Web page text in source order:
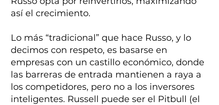
así el crecimiento.
Lo más “tradicional” que hace Russo, y lo
decimos con respeto, es basarse en
empresas con un castillo económico, donde
las barreras de entrada mantienen a raya a
los competidores, pero no a los inversores
inteligentes. Russell puede ser el Pitbull (el